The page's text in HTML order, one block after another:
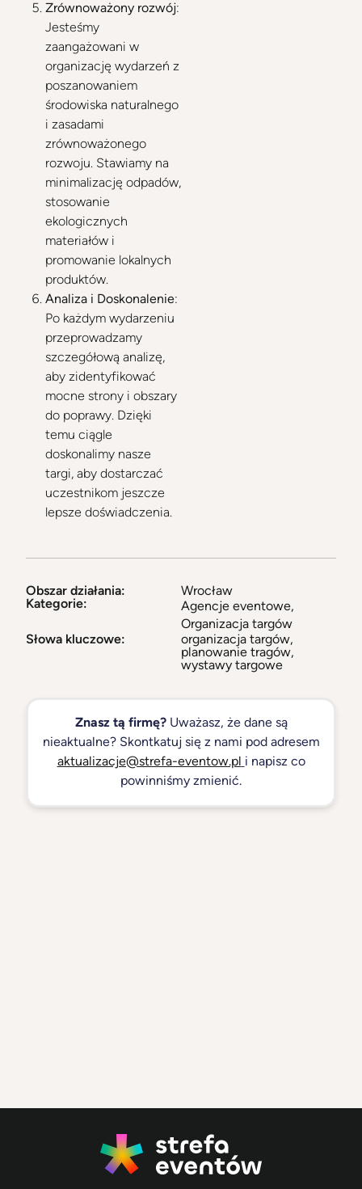
Zrównoważony rozwój:
Jesteśmy
zaangażowani w
organizację wydarzeń z
poszanowaniem
środowiska naturalnego
i zasadami
zrównoważonego
rozwoju. Stawiamy na
minimalizację odpadów,
stosowanie
ekologicznych
materiałów i
promowanie lokalnych
produktów.
Analiza i Doskonalenie:
Po każdym wydarzeniu
przeprowadzamy
szczegółową analizę,
aby zidentyfikować
mocne strony i obszary
do poprawy. Dzięki
temu ciągle
doskonalimy nasze
targi, aby dostarczać
uczestnikom jeszcze
lepsze doświadczenia.
Obszar działania:
Wrocław
Kategorie:
Agencje eventowe,
Organizacja targów
Słowa kluczowe:
organizacja targów,
planowanie tragów,
wystawy targowe
Znasz tą firmę?Uważasz, że dane są
nieaktualne? Skontkatuj się z nami pod adresem
aktualizacje@strefa-eventow.pl i napisz co
powinniśmy zmienić.